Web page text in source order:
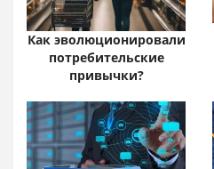
Как эволюционировали
потребительские
привычки?